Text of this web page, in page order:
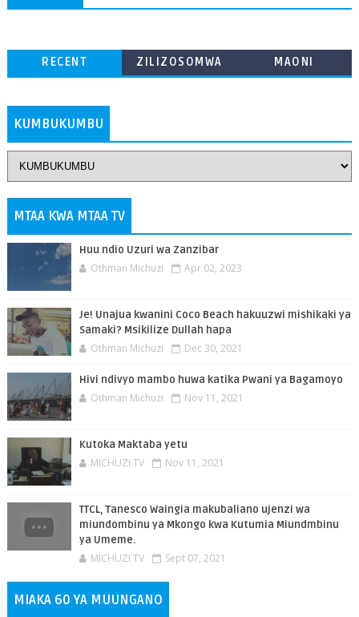
RECENT
ZILIZOSOMWA
MAONI
KUMBUKUMBU
MTAA KWA MTAA TV
Huu ndio Uzuri wa Zanzibar
Othman Michuzi Apr 02, 2023
Je! Unajua kwanini Coco Beach hakuuzwi mishikaki ya
Samaki? Msikilize Dullah hapa
Othman Michuzi Dec 30, 2021
Hivi ndivyo mambo huwa katika Pwani ya Bagamoyo
Othman Michuzi Nov 11, 2021
Kutoka Maktaba yetu
MICHUZI TV Nov 11, 2021
TTCL, Tanesco Waingia makubaliano ujenzi wa
miundombinu ya Mkongo kwa Kutumia Miundmbinu
ya Umeme.
MICHUZI TV Sept 07, 2021
MIAKA 60 YA MUUNGANO